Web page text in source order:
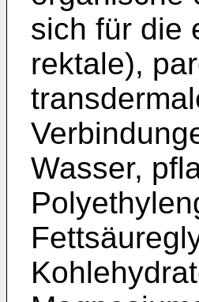
sich für die
rektale),
Wasser,